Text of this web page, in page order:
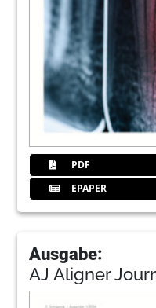
PDF
EPAPER
Ausgabe:
AJ Aligner